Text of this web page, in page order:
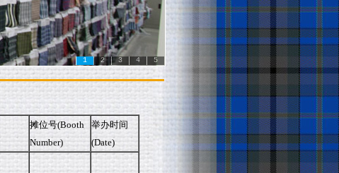
5
4
3
2
1
摊位号(Booth
Number)
举办时间
(Date)